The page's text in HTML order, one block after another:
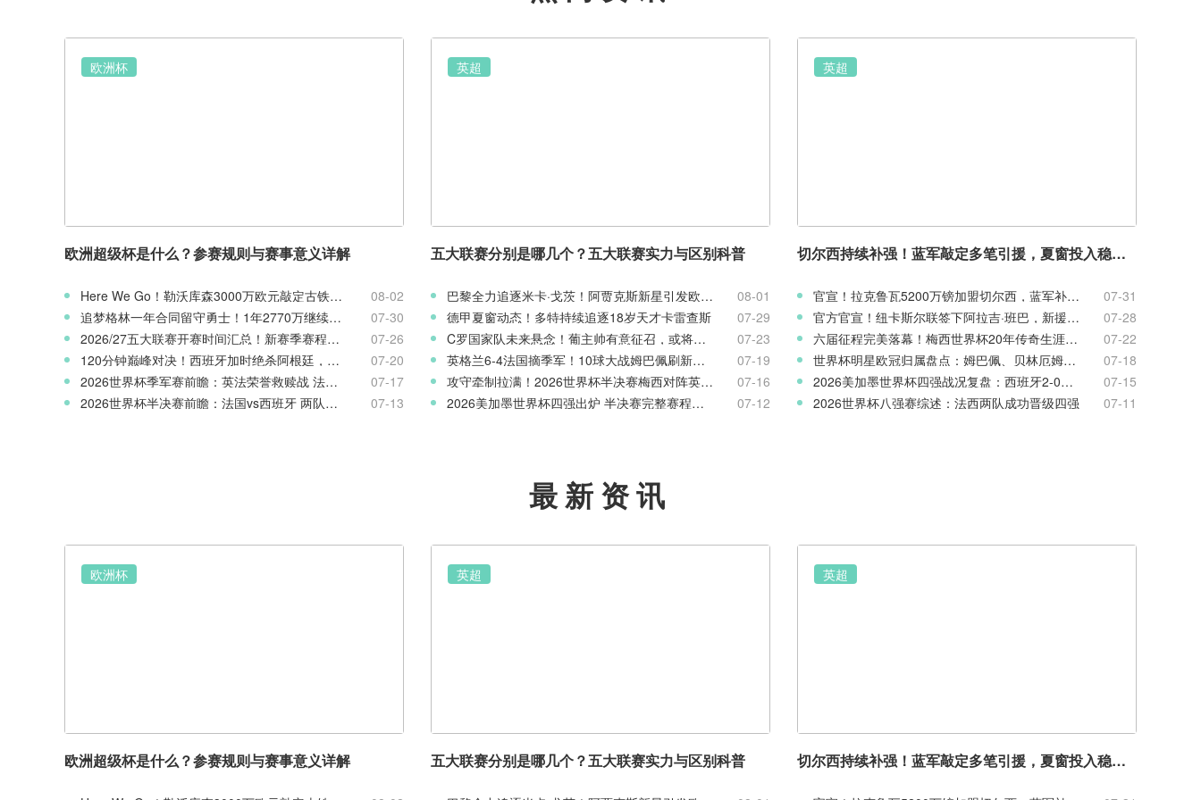
欧洲杯
欧洲超级杯是什么？参赛规则与赛事意义详解
Here We Go！勒沃库森3000万欧元敲定古铁雷斯，寻找格里马尔多继任者
08-02
追梦格林一年合同留守勇士！1年2770万继续搭档库里
07-30
2026/27五大联赛开赛时间汇总！新赛季赛程官宣
07-26
120分钟巅峰对决！西班牙加时绝杀阿根廷，斩获2026世界杯冠军
07-20
2026世界杯季军赛前瞻：英法荣誉救赎战 法国对阵英格兰
07-17
2026世界杯半决赛前瞻：法国vs西班牙 两队战术实力全面解析
07-13
英超
五大联赛分别是哪几个？五大联赛实力与区别科普
巴黎全力追逐米卡·戈茨！阿贾克斯新星引发欧冠豪门争夺
08-01
德甲夏窗动态！多特持续追逐18岁天才卡雷查斯
07-29
C罗国家队未来悬念！葡主帅有意征召，或将出战欧国联
07-23
英格兰6-4法国摘季军！10球大战姆巴佩刷新世界杯纪录
07-19
攻守牵制拉满！2026世界杯半决赛梅西对阵英格兰客观表现复盘
07-16
2026美加墨世界杯四强出炉 半决赛完整赛程与八强赛盘点
07-12
英超
切尔西持续补强！蓝军敲定多笔引援，夏窗投入稳居英超前列
官宣！拉克鲁瓦5200万镑加盟切尔西，蓝军补强后防线
07-31
官方官宣！纽卡斯尔联签下阿拉吉·班巴，新援身披8号战袍
07-28
六届征程完美落幕！梅西世界杯20年传奇生涯完整回顾
07-22
世界杯明星欧冠归属盘点：姆巴佩、贝林厄姆新赛季欧战前景
07-18
2026美加墨世界杯四强战况复盘：西班牙2-0法国率先闯入决赛
07-15
2026世界杯八强赛综述：法西两队成功晋级四强
07-11
最新资讯
欧洲杯
欧洲超级杯是什么？参赛规则与赛事意义详解
英超
五大联赛分别是哪几个？五大联赛实力与区别科普
英超
切尔西持续补强！蓝军敲定多笔引援，夏窗投入稳居英超前列